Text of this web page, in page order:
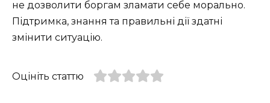
не дозволити боргам зламати себе морально.
Підтримка, знання та правильні дії здатні
змінити ситуацію.
Оцініть статтю